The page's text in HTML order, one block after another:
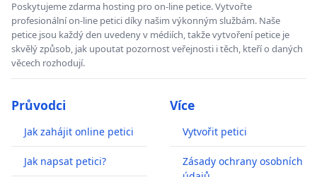
Poskytujeme zdarma hosting pro on-line petice. Vytvořte
profesionální on-line petici díky našim výkonným službám. Naše
petice jsou každý den uvedeny v médiích, takže vytvoření petice je
skvělý způsob, jak upoutat pozornost veřejnosti i těch, kteří o daných
věcech rozhodují.
Průvodci
Jak zahájit online petici
Jak napsat petici?
Více
Vytvořit petici
Zásady ochrany osobních